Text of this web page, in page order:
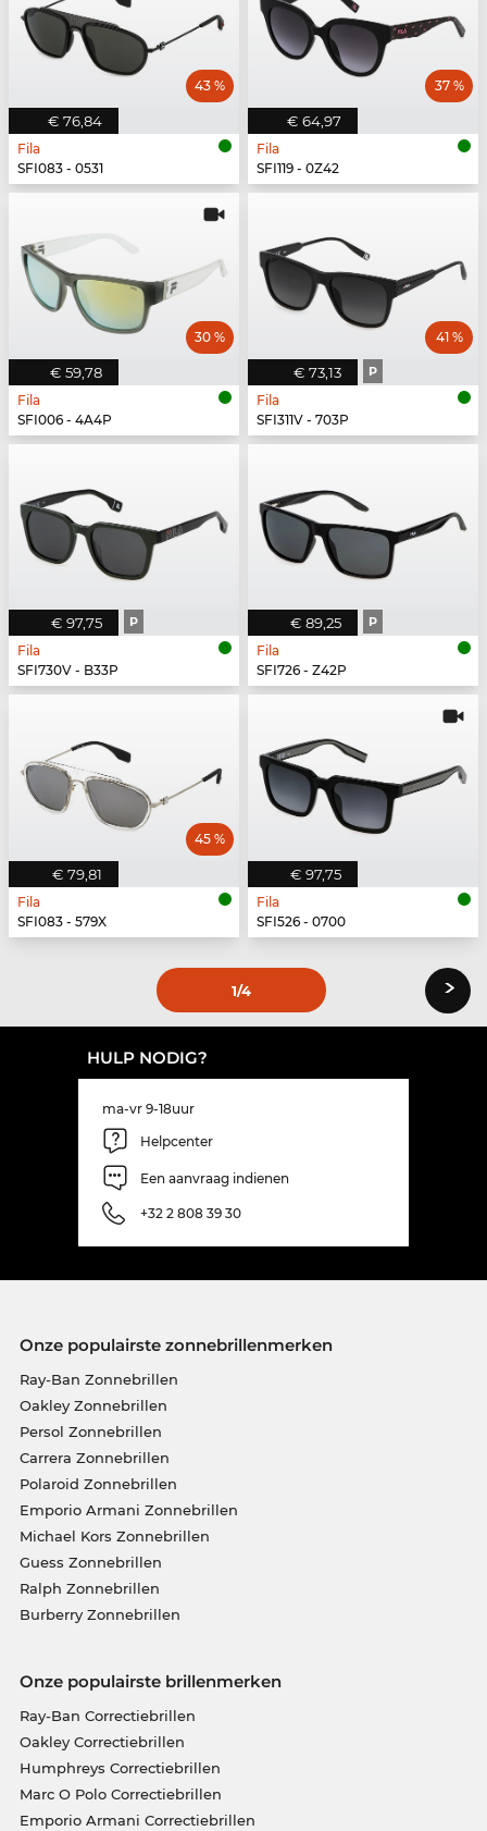
€ 76,84
43 %
Fila
SFI083 - 0531
€ 64,97
37 %
Fila
SFI119 - 0Z42
€ 59,78
30 %
Fila
SFI006 - 4A4P
€ 73,13 P
41 %
Fila
SFI311V - 703P
€ 97,75 P
Fila
SFI730V - B33P
€ 89,25 P
Fila
SFI726 - Z42P
€ 79,81
45 %
Fila
SFI083 - 579X
€ 97,75
Fila
SFI526 - 0700
1/4 ›
HULP NODIG?
ma-vr 9-18uur
Helpcenter
Een aanvraag indienen
+32 2 808 39 30
Onze populairste zonnebrillenmerken
Ray-Ban Zonnebrillen
Oakley Zonnebrillen
Persol Zonnebrillen
Carrera Zonnebrillen
Polaroid Zonnebrillen
Emporio Armani Zonnebrillen
Michael Kors Zonnebrillen
Guess Zonnebrillen
Ralph Zonnebrillen
Burberry Zonnebrillen
Onze populairste brillenmerken
Ray-Ban Correctiebrillen
Oakley Correctiebrillen
Humphreys Correctiebrillen
Marc O Polo Correctiebrillen
Emporio Armani Correctiebrillen